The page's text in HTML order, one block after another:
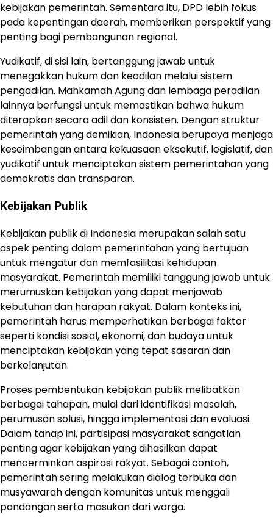
kebijakan pemerintah. Sementara itu, DPD lebih fokus
pada kepentingan daerah, memberikan perspektif yang
penting bagi pembangunan regional.
Yudikatif, di sisi lain, bertanggung jawab untuk
menegakkan hukum dan keadilan melalui sistem
pengadilan. Mahkamah Agung dan lembaga peradilan
lainnya berfungsi untuk memastikan bahwa hukum
diterapkan secara adil dan konsisten. Dengan struktur
pemerintah yang demikian, Indonesia berupaya menjaga
keseimbangan antara kekuasaan eksekutif, legislatif, dan
yudikatif untuk menciptakan sistem pemerintahan yang
demokratis dan transparan.
Kebijakan Publik
Kebijakan publik di Indonesia merupakan salah satu
aspek penting dalam pemerintahan yang bertujuan
untuk mengatur dan memfasilitasi kehidupan
masyarakat. Pemerintah memiliki tanggung jawab untuk
merumuskan kebijakan yang dapat menjawab
kebutuhan dan harapan rakyat. Dalam konteks ini,
pemerintah harus memperhatikan berbagai faktor
seperti kondisi sosial, ekonomi, dan budaya untuk
menciptakan kebijakan yang tepat sasaran dan
berkelanjutan.
Proses pembentukan kebijakan publik melibatkan
berbagai tahapan, mulai dari identifikasi masalah,
perumusan solusi, hingga implementasi dan evaluasi.
Dalam tahap ini, partisipasi masyarakat sangatlah
penting agar kebijakan yang dihasilkan dapat
mencerminkan aspirasi rakyat. Sebagai contoh,
pemerintah sering melakukan dialog terbuka dan
musyawarah dengan komunitas untuk menggali
pandangan serta masukan dari warga.